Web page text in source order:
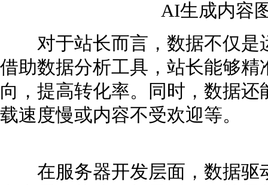
AI生成内容
对于站长而言，数据不仅是
借助数据分析工具，站长能够
向，提高转化率。同时，数据
载速度慢或内容不受欢迎等。
在服务器开发层面，数据驱